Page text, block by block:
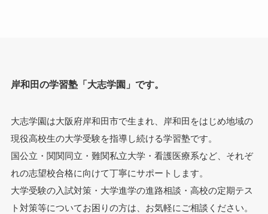
岸和田の学習塾「大志学園」です。
大志学園は大阪府岸和田市で生まれ、岸和田をはじめ地域の
現役高校生の大学受験を指導し続ける学習塾です。
国公立・関関同立・難関私立大学・看護医療系など、それぞ
れの志望校合格に向けて丁寧にサポートします。
大学受験の入試対策・大学進学の進路相談・高校の定期テス
ト対策等についてお困りの方は、お気軽にご相談ください。